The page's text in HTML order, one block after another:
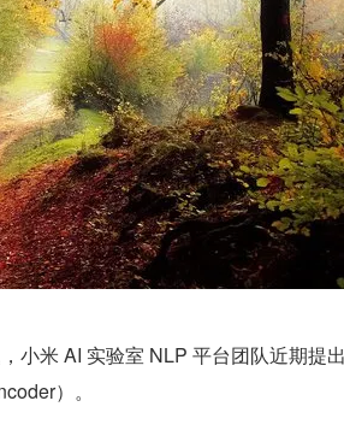
小米 AI 实验室 NLP 平台团队近期提
）。